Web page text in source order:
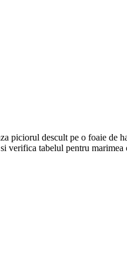
piciorul descult pe o foaie de
verifica tabelul pentru marimea